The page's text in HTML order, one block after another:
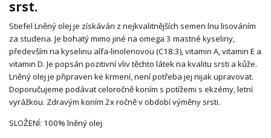
srst.
Stiefel Lněný olej je získáván z nejkvalitnějších semen lnu lisováním
za studena. Je bohatý mimo jiné na omega 3 mastné kyseliny,
především na kyselinu alfa-linolenovou (C18:3), vitamin A, vitamin E a
vitamin D. Je popsán pozitivní vliv těchto látek na kvalitu srsti a kůže.
Lněný olej je připraven ke krmení, není potřeba jej nijak upravovat.
Doporučujeme podávat celoročně koním s potížemi s ekzémy, letní
vyrážkou. Zdravým koním 2x ročně v období výměny srsti.
SLOŽENÍ: 100% lněný olej